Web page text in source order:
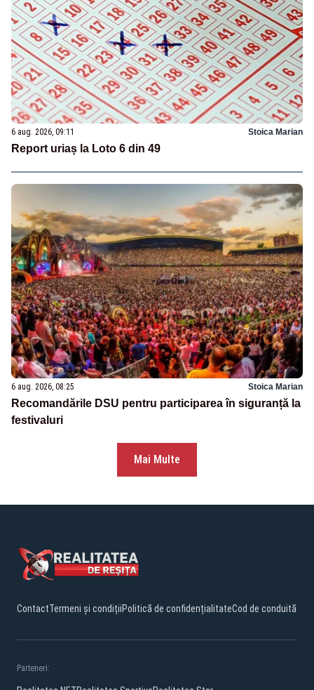
6 aug. 2026, 09:11 Stoica Marian
Report uriaș la Loto 6 din 49
6 aug. 2026, 08:25 Stoica Marian
Recomandările DSU pentru participarea în siguranță la
festivaluri
Mai Multe
ContactTermeni și condițiiPolitică de confidențialitateCod de conduită
Parteneri: